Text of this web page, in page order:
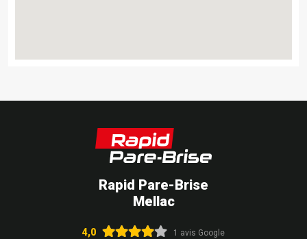
Rapid Pare-Brise
Mellac
4,0 1 avis Google